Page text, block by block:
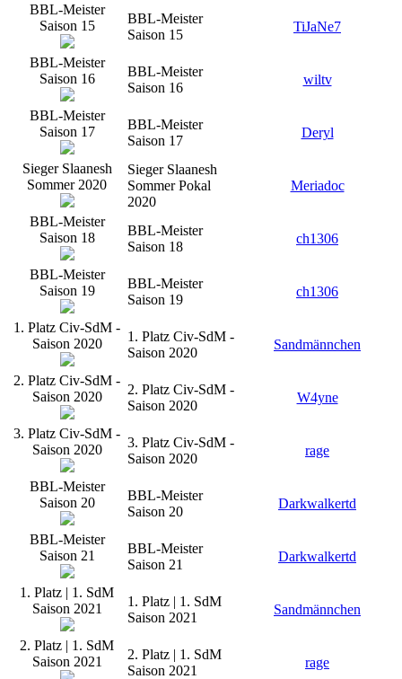
BBL-Meister
Saison 15
BBL-Meister
Saison 15
TiJaNe7
BBL-Meister
Saison 16
BBL-Meister
Saison 16
wiltv
BBL-Meister
Saison 17
BBL-Meister
Saison 17
Deryl
Sieger Slaanesh
Sommer 2020
Sieger Slaanesh
Sommer Pokal
2020
Meriadoc
BBL-Meister
Saison 18
BBL-Meister
Saison 18
ch1306
BBL-Meister
Saison 19
BBL-Meister
Saison 19
ch1306
1. Platz Civ-SdM -
Saison 2020
1. Platz Civ-SdM -
Saison 2020
Sandmännchen
2. Platz Civ-SdM -
Saison 2020
2. Platz Civ-SdM -
Saison 2020
W4yne
3. Platz Civ-SdM -
Saison 2020
3. Platz Civ-SdM -
Saison 2020
rage
BBL-Meister
Saison 20
BBL-Meister
Saison 20
Darkwalkertd
BBL-Meister
Saison 21
BBL-Meister
Saison 21
Darkwalkertd
1. Platz | 1. SdM
Saison 2021
1. Platz | 1. SdM
Saison 2021
Sandmännchen
2. Platz | 1. SdM
Saison 2021
2. Platz | 1. SdM
Saison 2021
rage